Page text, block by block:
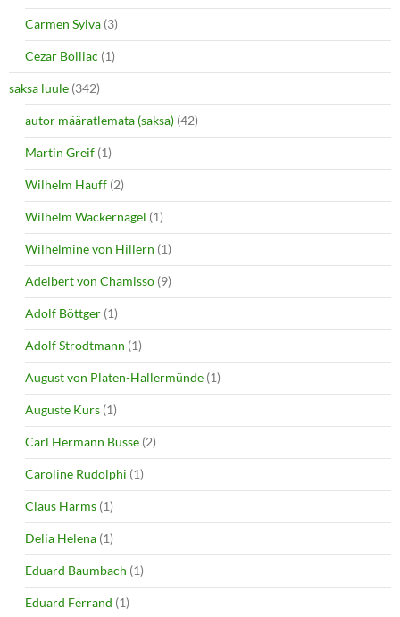
Carmen Sylva (3)
Cezar Bolliac (1)
saksa luule (342)
autor määratlemata (saksa) (42)
Martin Greif (1)
Wilhelm Hauff (2)
Wilhelm Wackernagel (1)
Wilhelmine von Hillern (1)
Adelbert von Chamisso (9)
Adolf Böttger (1)
Adolf Strodtmann (1)
August von Platen-Hallermünde (1)
Auguste Kurs (1)
Carl Hermann Busse (2)
Caroline Rudolphi (1)
Claus Harms (1)
Delia Helena (1)
Eduard Baumbach (1)
Eduard Ferrand (1)